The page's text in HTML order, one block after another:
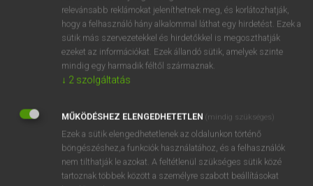
relevánsabb reklámokat jeleníthetnek meg, és korlátozhatják,
hogy a felhasználó hány alkalommal láthat egy hirdetést. Ezek a
sütik más szervezetekkel és hirdetőkkel is megoszthatják
ezeket az információkat. Ezek állandó sütik, amelyek szinte
mindig egy harmadik féltől származnak.
↓ 2 szolgáltatás
MŰKÖDÉSHEZ ELENGEDHETETLEN (mindig szükséges)
Ezek a sütik elengedhetetlenek az oldalunkon történő
böngészéshez,a funkciók használatához, és a felhasználók
nem tilthatják le azokat. A feltétlenül szükséges sütik közé
tartoznak többek között a személyre szabott beállításokat